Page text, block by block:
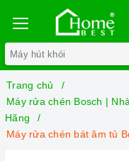
Trang chủ
Máy rửa chén Bosch |
Hãng
Máy rửa chén bát âm tủ